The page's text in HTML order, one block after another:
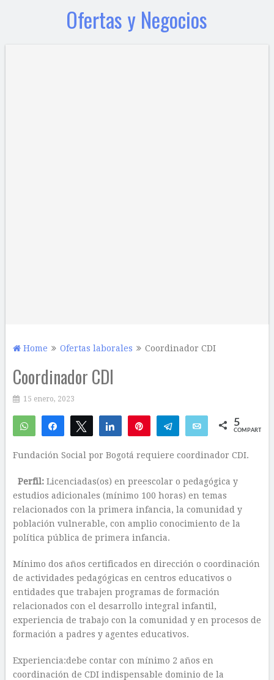
Ofertas y Negocios
Home Ofertas laborales Coordinador CDI
Coordinador CDI
15 enero, 2023
WhatsAppCompartirTwittear Compartir Telegram Email 5
COMPARTIR
Fundación Social por Bogotá requiere coordinador CDI.
Perfil: Licenciadas(os) en preescolar o pedagógica y
estudios adicionales (mínimo 100 horas) en temas
relacionados con la primera infancia, la comunidad y
población vulnerable, con amplio conocimiento de la
política pública de primera infancia.
Mínimo dos años certificados en dirección o coordinación
de actividades pedagógicas en centros educativos o
entidades que trabajen programas de formación
relacionados con el desarrollo integral infantil,
experiencia de trabajo con la comunidad y en procesos de
formación a padres y agentes educativos.
Experiencia:debe contar con mínimo 2 años en
coordinación de CDI indispensable dominio de la